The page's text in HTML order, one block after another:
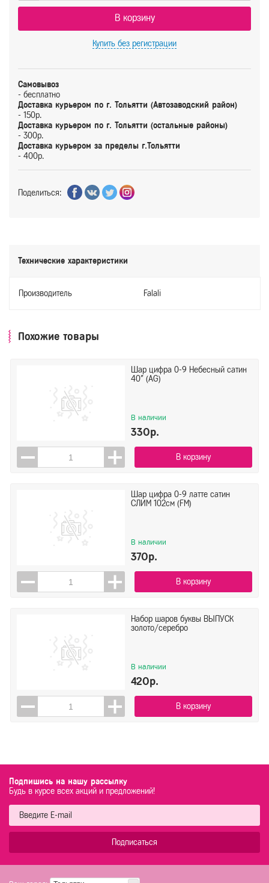
В корзину
Купить без регистрации
Самовывоз
- бесплатно
Доставка курьером по г. Тольятти (Автозаводский район)
- 150р.
Доставка курьером по г. Тольятти (остальные районы)
- 300р.
Доставка курьером за пределы г.Тольятти
- 400р.
Поделиться:
Технические характеристики
Производитель Falali
Похожие товары
Шар цифра 0-9 Небесный сатин
40" (AG)
В наличии
330р.
В корзину
Шар цифра 0-9 латте сатин
СЛИМ 102см (FM)
В наличии
370р.
В корзину
Набор шаров буквы ВЫПУСК
золото/серебро
В наличии
420р.
В корзину
Подпишись на нашу рассылку
Будь в курсе всех акций и предложений!
Подписаться